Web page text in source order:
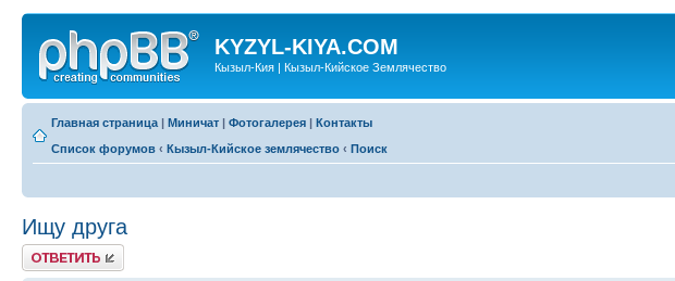
KYZYL-KIYA.COM
Кызыл-Кия | Кызыл-Кийское Землячество
Главная страница | Миничат | Фотогалерея | Контакты
Список форумов ‹ Кызыл-Кийское землячество ‹ Поиск
Ищу друга
Ответить